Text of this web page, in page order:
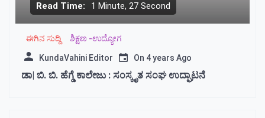
Read Time: 1 Minute, 27 Second
ಈಗಿನ ಸುದ್ದಿ ಶಿಕ್ಷಣ -ಉದ್ಯೋಗ
KundaVahini Editor On 4 years Ago
ಡಾ| ಬಿ. ಬಿ. ಹೆಗ್ಡೆ ಕಾಲೇಜು : ಸಂಸ್ಕೃತ ಸಂಘ ಉದ್ಘಾಟನೆ